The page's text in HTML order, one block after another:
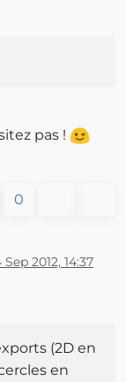
pas !
0
Sep 2012, 14:37
(2D en
en